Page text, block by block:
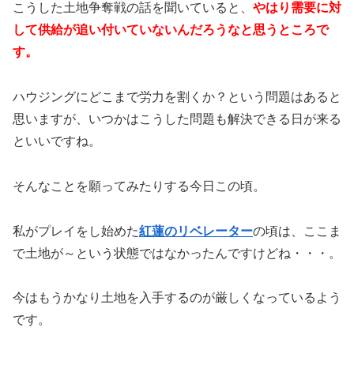
こうした土地争奪戦の話を聞いていると、 やはり需要に対
して供給が追い付いていないんだろうなと思うところで
す。
ハウジングにどこまで労力を割くか？という問題はあると
思いますが、いつかはこうした問題も解決できる日が来る
といいですね。
そんなことを願ってみたりする今日この頃。
私がプレイをし始めた紅蓮のリベレーターの頃は、ここま
で土地が～という状態ではなかったんですけどね・・・。
今はもうかなり土地を入手するのが厳しくなっているよう
です。